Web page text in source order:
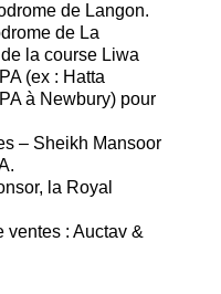
de Langon.
de La
la course Liwa
(ex : Hatta
à Newbury) pour
– Sheikh Mansoor
la Royal
ventes : Auctav &